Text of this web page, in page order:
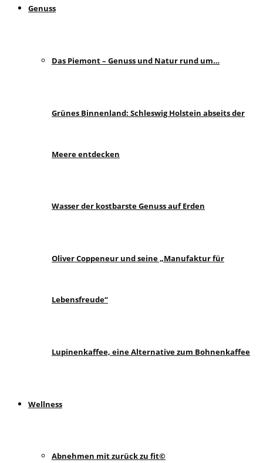
Genuss
Das Piemont – Genuss und Natur rund um…
Grünes Binnenland: Schleswig Holstein abseits der
Meere entdecken
Wasser der kostbarste Genuss auf Erden
Oliver Coppeneur und seine „Manufaktur für
Lebensfreude“
Lupinenkaffee, eine Alternative zum Bohnenkaffee
Wellness
Abnehmen mit zurück zu fit©